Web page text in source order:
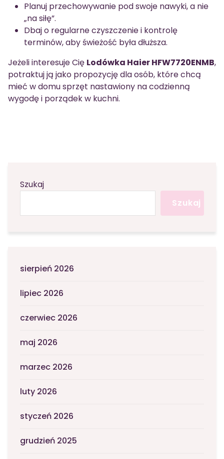
Planuj przechowywanie pod swoje nawyki, a nie
„na siłę”.
Dbaj o regularne czyszczenie i kontrolę
terminów, aby świeżość była dłuższa.
Jeżeli interesuje Cię Lodówka Haier HFW7720ENMB,
potraktuj ją jako propozycję dla osób, które chcą
mieć w domu sprzęt nastawiony na codzienną
wygodę i porządek w kuchni.
Szukaj
Szukaj
sierpień 2026
lipiec 2026
czerwiec 2026
maj 2026
marzec 2026
luty 2026
styczeń 2026
grudzień 2025